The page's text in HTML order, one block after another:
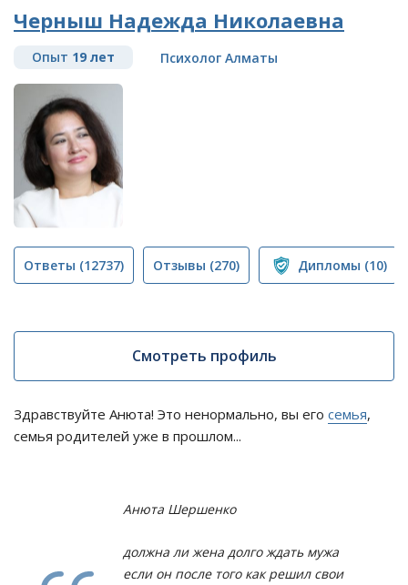
Черныш Надежда Николаевна
Опыт 19 лет Психолог Алматы
Ответы (12737) Отзывы (270) Дипломы (10)
Смотреть профиль
Здравствуйте Анюта! Это ненормально, вы его семья,
семья родителей уже в прошлом...
Анюта Шершенко
должна ли жена долго ждать мужа
если он после того как решил свои